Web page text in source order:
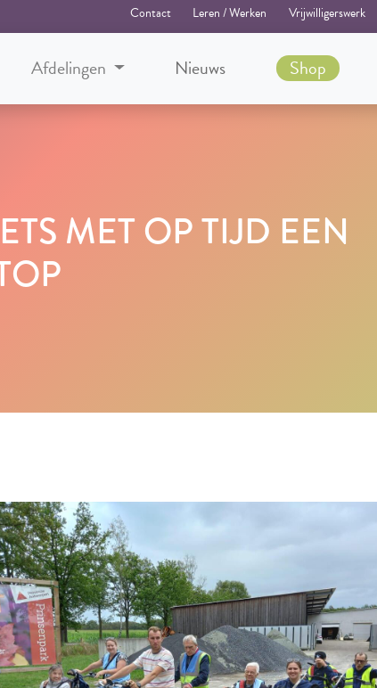
Contact Leren / Werken Vrijwilligerswerk
Afdelingen Nieuws Shop
MET OP TIJD EEN